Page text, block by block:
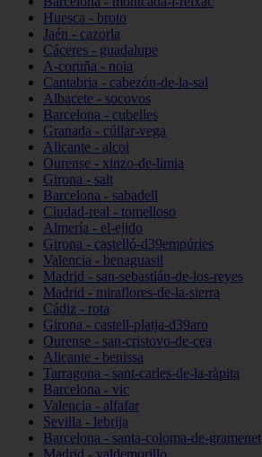
Huesca - broto
Jaén - cazorla
Cáceres - guadalupe
A-coruña - noia
Cantabria - cabezón-de-la-sal
Albacete - socovos
Barcelona - cubelles
Granada - cúllar-vega
Alicante - alcoi
Ourense - xinzo-de-limia
Girona - salt
Barcelona - sabadell
Ciudad-real - tomelloso
Almería - el-ejido
Girona - castelló-d39empúries
Valencia - benaguasil
Madrid - san-sebastián-de-los-reyes
Madrid - miraflores-de-la-sierra
Cádiz - rota
Girona - castell-platja-d39aro
Ourense - san-cristovo-de-cea
Alicante - benissa
Tarragona - sant-carles-de-la-ràpita
Barcelona - vic
Valencia - alfafar
Sevilla - lebrija
Barcelona - santa-coloma-de-gramenet
Madrid - valdemorillo